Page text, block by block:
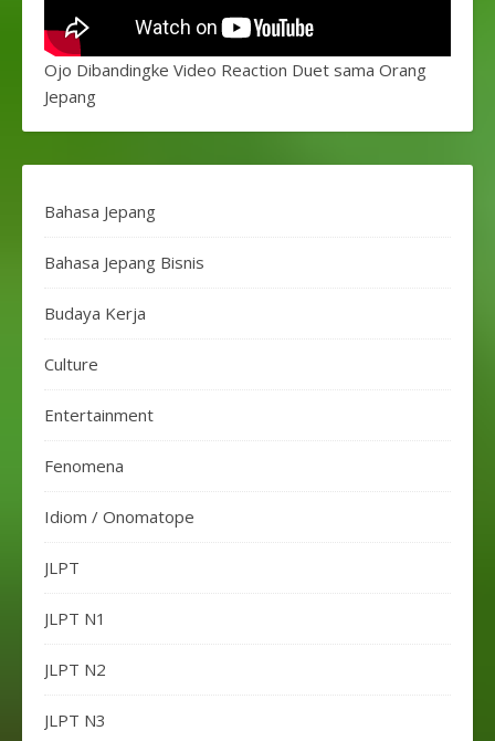
Ojo Dibandingke Video Reaction Duet sama Orang
Jepang
Bahasa Jepang
Bahasa Jepang Bisnis
Budaya Kerja
Culture
Entertainment
Fenomena
Idiom / Onomatope
JLPT
JLPT N1
JLPT N2
JLPT N3